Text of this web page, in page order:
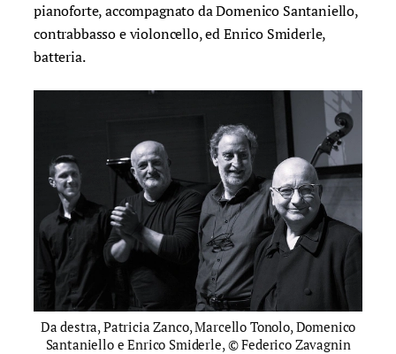
pianoforte, accompagnato da Domenico Santaniello,
contrabbasso e violoncello, ed Enrico Smiderle,
batteria.
Da destra, Patricia Zanco, Marcello Tonolo, Domenico
Santaniello e Enrico Smiderle, © Federico Zavagnin